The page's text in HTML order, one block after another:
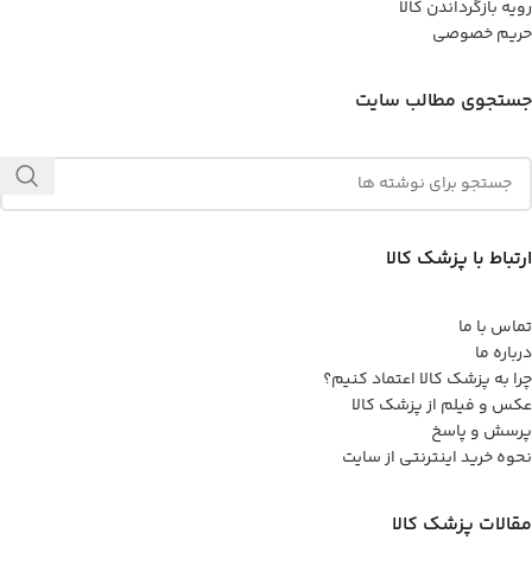
رویه بازگرداندن کالا
حریم خصوصی
جستجوی مطالب سایت
ارتباط با پزشک کالا
تماس با ما
درباره ما
چرا به پزشک کالا اعتماد کنیم؟
عکس و فیلم از پزشک کالا
پرسش و پاسخ
نحوه خرید اینترنتی از سایت
مقالات پزشک کالا